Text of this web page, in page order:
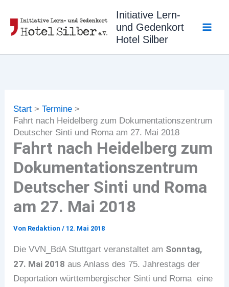
Inhalt
springen
Initiative Lern-
und Gedenkort
Hotel Silber
Start
Termine
Fahrt nach Heidelberg zum Dokumentationszentrum
Deutscher Sinti und Roma am 27. Mai 2018
Fahrt nach Heidelberg zum
Dokumentationszentrum
Deutscher Sinti und Roma
am 27. Mai 2018
Von Redaktion/ 12. Mai 2018
Die VVN_BdA Stuttgart veranstaltet am Sonntag,
27. Mai 2018 aus Anlass des 75. Jahrestags der
Deportation württembergischer Sinti und Roma eine